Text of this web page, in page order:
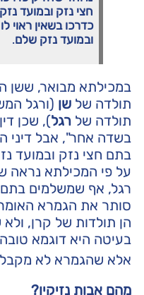
חצי נזק ובמועד
כדרכו בשאין ראוי
ובמועד נזק שלם.
במכילתא מבואר, ששן
תולדה של שן (ורגל
תולדה של רגל), שכן
בשדה אחר", אבל דיני
בתם חצי נזק ובמועד
על פי המכילתא נראה
רגל, אף שמשלמים בתם
סותר את הגמרא
הן תולדות של קרן,
בעיטה היא דוגמא טובה
אלא שהגמרא לא
מהם אבות נזיקין?